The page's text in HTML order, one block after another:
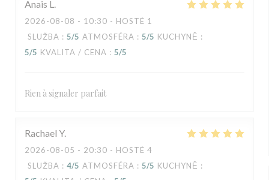
Anais L
2026-08-08 - 10:30 - HOSTÉ 1
SLUŽBA : 5/5 ATMOSFÉRA : 5/5 KUCHYNĚ :
5/5 KVALITA / CENA : 5/5
Rien à signaler parfait
Rachael Y
2026-08-05 - 20:30 - HOSTÉ 4
SLUŽBA : 4/5 ATMOSFÉRA : 5/5 KUCHYNĚ :